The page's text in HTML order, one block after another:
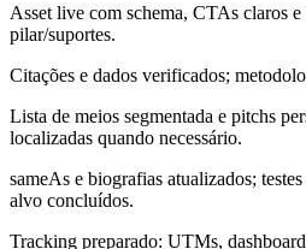
Asset live com schema, CTAs claros
pilar/suportes.
Citações e dados verificados;
Lista de meios segmentada e pitchs
localizadas quando necessário.
sameAs e biografias atualizados;
alvo concluídos.
Tracking preparado: UTMs,